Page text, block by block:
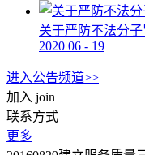
关于严防不法分
2020 06 - 19
进入公告频道>>
加入 join
联系方式
更多